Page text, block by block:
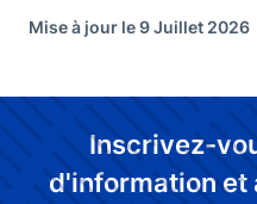
Mise à jour le 9 Juillet 2026
Inscrivez-
d'information et